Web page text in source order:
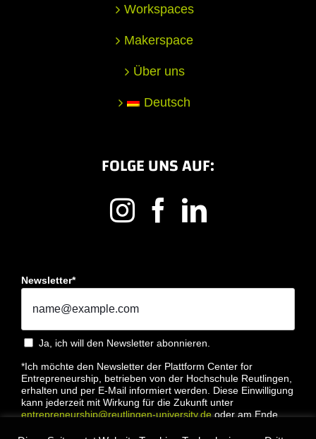
Workspaces
Makerspace
Über uns
Deutsch
FOLGE UNS AUF:
Newsletter*
Ja, ich will den Newsletter abonnieren.
*Ich möchte den Newsletter der Plattform Center for
Entrepreneurship, betrieben von der Hochschule Reutlingen,
erhalten und per E-Mail informiert werden. Diese Einwilligung
kann jederzeit mit Wirkung für die Zukunft unter
entrepreneurship@reutlingen-university.deoder am Ende